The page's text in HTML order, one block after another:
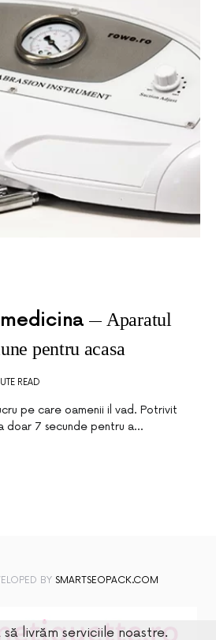
Aparatul
pentru acasa
READ
pe care oamenii il vad. Potrivit
doar 7 secunde pentru a…
BY SMARTSEOPACK.COM
livrăm serviciile noastre.